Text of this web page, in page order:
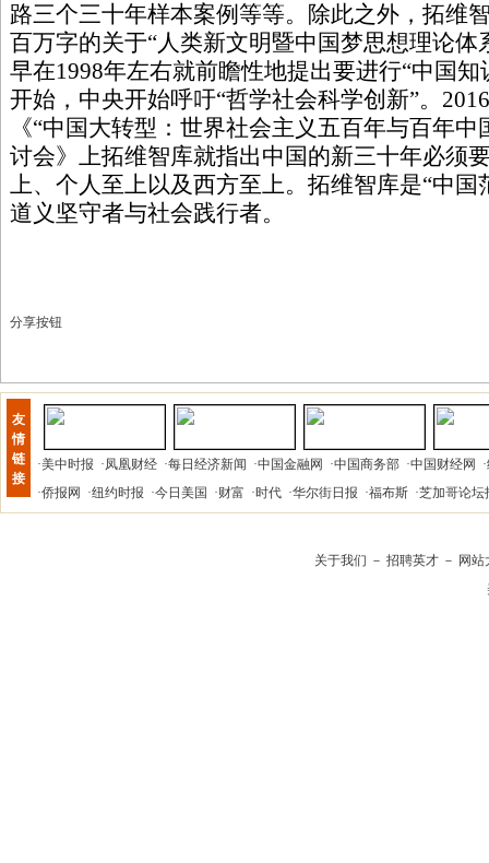
路三个三十年样本案例等等。除此之外，拓维
百万字的关于“人类新文明暨中国梦思想理论体
早在1998年左右就前瞻性地提出要进行“中国
开始，中央开始呼吁“哲学社会科学创新”。
《“中国大转型：世界社会主义五百年与百年
讨会》上拓维智库就指出中国的新三十年必须
上、个人至上以及西方至上。拓维智库是“中国
道义坚守者与社会践行者。
分享按钮
友
情
链
接
·美中时报 ·凤凰财经 ·每日经济新闻 ·中国金融网 ·中国商务部 ·中国财经网 ·
·侨报网 ·纽约时报 ·今日美国 ·财富 ·时代 ·华尔街日报 ·福布斯 ·芝加哥论坛
关于我们 － 招聘英才 － 网站